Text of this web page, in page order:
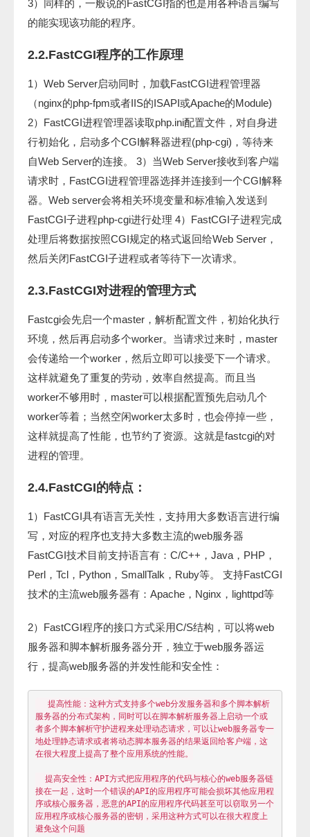
3）同样的，一般说的FastCGI指的也是用各种语言编写
的能实现该功能的程序。
2.2.FastCGI程序的工作原理
1）Web Server启动同时，加载FastCGI进程管理器
（nginx的php-fpm或者IIS的ISAPI或Apache的Module)
2）FastCGI进程管理器读取php.ini配置文件，对自身进
行初始化，启动多个CGI解释器进程(php-cgi)，等待来
自Web Server的连接。 3）当Web Server接收到客户端
请求时，FastCGI进程管理器选择并连接到一个CGI解释
器。Web server会将相关环境变量和标准输入发送到
FastCGI子进程php-cgi进行处理 4）FastCGI子进程完成
处理后将数据按照CGI规定的格式返回给Web Server，
然后关闭FastCGI子进程或者等待下一次请求。
2.3.FastCGI对进程的管理方式
Fastcgi会先启一个master，解析配置文件，初始化执行
环境，然后再启动多个worker。当请求过来时，master
会传递给一个worker，然后立即可以接受下一个请求。
这样就避免了重复的劳动，效率自然提高。而且当
worker不够用时，master可以根据配置预先启动几个
worker等着；当然空闲worker太多时，也会停掉一些，
这样就提高了性能，也节约了资源。这就是fastcgi的对
进程的管理。
2.4.FastCGI的特点：
1）FastCGI具有语言无关性，支持用大多数语言进行编
写，对应的程序也支持大多数主流的web服务器
FastCGI技术目前支持语言有：C/C++，Java，PHP，
Perl，Tcl，Python，SmallTalk，Ruby等。 支持FastCGI
技术的主流web服务器有：Apache，Nginx，lighttpd等
2）FastCGI程序的接口方式采用C/S结构，可以将web
服务器和脚本解析服务器分开，独立于web服务器运
行，提高web服务器的并发性能和安全性：
服务器的分布式架构，同时可以在脚本解析服务器上启动一个或
者多个脚本解析守护进程来处理动态请求，可以让web服务器专一
地处理静态请求或者将动态脚本服务器的结果返回给客户端，这
在很大程度上提高了整个应用系统的性能。
接在一起，这时一个错误的API的应用程序可能会损坏其他应用程
序或核心服务器，恶意的API的应用程序代码甚至可以窃取另一个
应用程序或核心服务器的密钥，采用这种方式可以在很大程度上